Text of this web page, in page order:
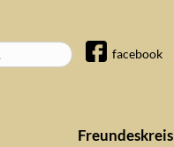
Navigation
facebook
Freundeskreis